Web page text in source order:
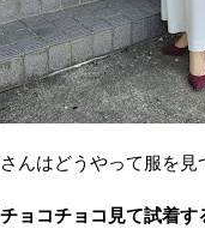
さんはどうやって服を
ョコチョコ見て試着す